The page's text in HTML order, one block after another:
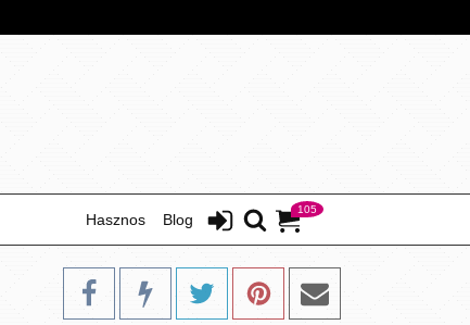
105
Blog
Hasznos